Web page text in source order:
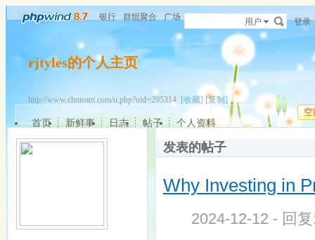
银行 群组聚合 广场 用户 登录
rjtyles的个人主页
http://www.chnteam.com/u.php?uid=295314 [收藏] [复制]
空
首页 新鲜事 日志 帖子 个人资料
发表的帖子
Why Investing in
2024-12-12 - 回